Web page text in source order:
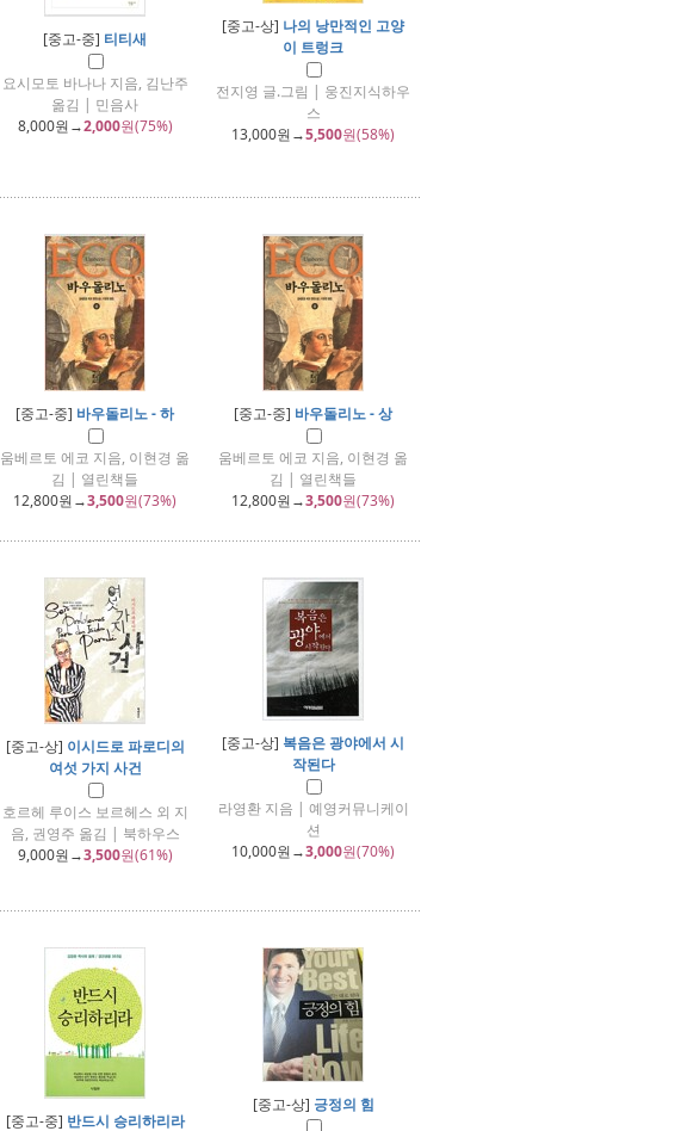
[중고-중] 티티새
요시모토 바나나 지음, 김난주
옮김 | 민음사
8,000원→2,000원(75%)
[중고-상] 나의 낭만적인 고양
이 트렁크
전지영 글.그림 | 웅진지식하우
스
13,000원→5,500원(58%)
[중고-중] 바우돌리노 - 하
움베르토 에코 지음, 이현경 옮
김 | 열린책들
12,800원→3,500원(73%)
[중고-중] 바우돌리노 - 상
움베르토 에코 지음, 이현경 옮
김 | 열린책들
12,800원→3,500원(73%)
[중고-상] 이시드로 파로디의
여섯 가지 사건
호르헤 루이스 보르헤스 외 지
음, 권영주 옮김 | 북하우스
9,000원→3,500원(61%)
[중고-상] 복음은 광야에서 시
작된다
라영환 지음 | 예영커뮤니케이
션
10,000원→3,000원(70%)
[중고-중] 반드시 승리하리라
[중고-상] 긍정의 힘